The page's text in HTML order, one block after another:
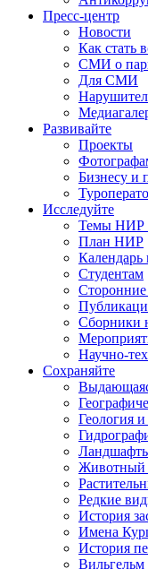
Пресс-центр
Новости
Как стать
СМИ о
Для СМИ
Развивайте
Проекты
Бизнесу и
Исследуйте
Темы НИР
План НИР
Студентам
Сборники
Научно-
Сохраняйте
Геология
Животный
Редкие
История
Имена
История